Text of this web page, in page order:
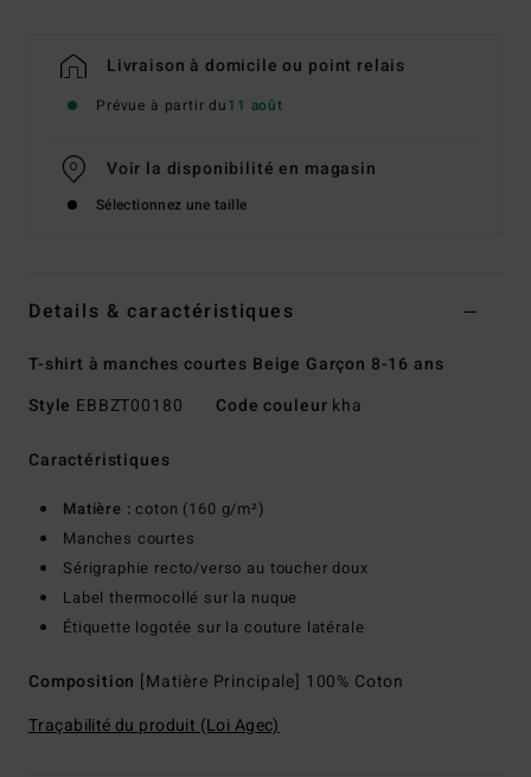
Livraison à domicile ou point relais
Prévue à partir du11 août
Voir la disponibilité en magasin
Sélectionnez une taille
Details & caractéristiques
T-shirt à manches courtes Beige Garçon 8-16 ans
Style EBBZT00180 Code couleur kha
Caractéristiques
Matière : coton (160 g/m²)
Manches courtes
Sérigraphie recto/verso au toucher doux
Label thermocollé sur la nuque
Étiquette logotée sur la couture latérale
Composition [Matière Principale] 100% Coton
Traçabilité du produit (Loi Agec)